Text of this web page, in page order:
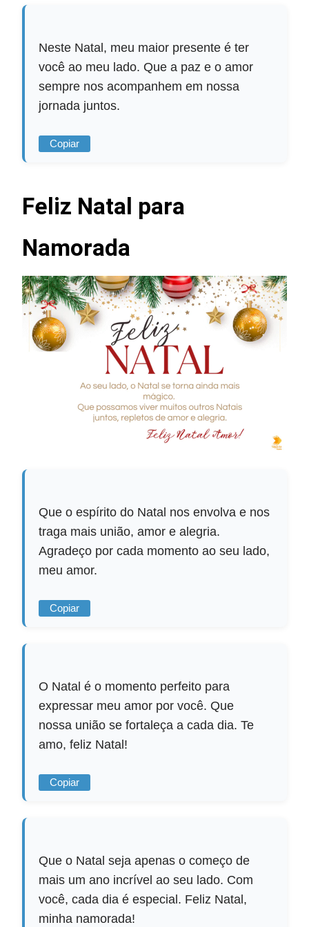
Neste Natal, meu maior presente é ter
você ao meu lado. Que a paz e o amor
sempre nos acompanhem em nossa
jornada juntos.
Copiar
Feliz Natal para
Namorada
Que o espírito do Natal nos envolva e nos
traga mais união, amor e alegria.
Agradeço por cada momento ao seu lado,
meu amor.
Copiar
O Natal é o momento perfeito para
expressar meu amor por você. Que
nossa união se fortaleça a cada dia. Te
amo, feliz Natal!
Copiar
Que o Natal seja apenas o começo de
mais um ano incrível ao seu lado. Com
você, cada dia é especial. Feliz Natal,
minha namorada!